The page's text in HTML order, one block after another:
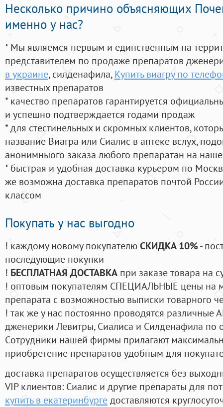
Несколько причино объясняющих
именно у нас?
* Мы являемся первым и единственным на
представителем по продаже препаратов
в украине, силденафила, Купить виагру по
известных препаратов
* качество препаратов гарантируется
и успешно подтверждается годами продаж
* для стестинельных и скромных клиентов,
название Виагра или Сиалис в аптеке вслух,
анонимныого заказа любого препаратан на
* быстрая и удобная доставка курьером по
же возможна доставка препаратов почтой
классом
Покупать у нас выгодно
! каждому новому покупателюСКИДКА 10%-
последующие покупки
! БЕСПЛАТНАЯ ДОСТАВКА при заказе товара на
! оптовым покупателям СПЕЦИАЛЬНЫЕ цены на
препарата с возможностью выписки товарного
! так же у нас постоянно проводятся
дженерики Левитры, Сиалиса и Силденафила по
Cотрудники нашей фирмы прилагают
приобретение препаратов удобным для
доставка препаратов осуществляется без
VIP клиентов: Сиалис и другие препараты для
купить в екатеринбургедоставляются